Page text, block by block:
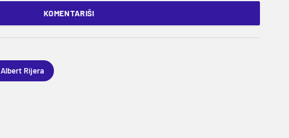
KOMENTARIŠI
Albert Rijera